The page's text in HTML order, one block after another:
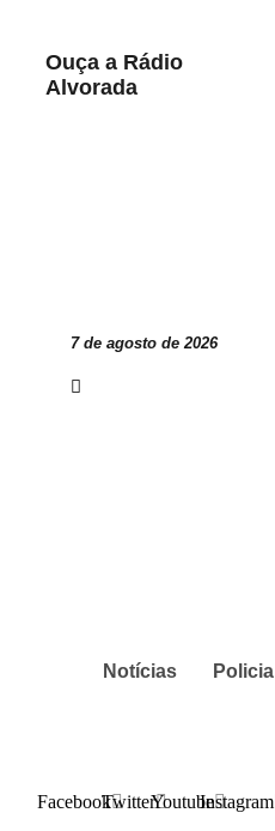
Ouça a Rádio
Alvorada
7 de agosto de 2026
Notícias Policia
FacebookTwitterYoutubeInstagram